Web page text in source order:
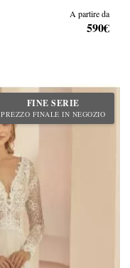
A partire da
590€
FINE SERIE
PREZZO FINALE IN NEGOZIO